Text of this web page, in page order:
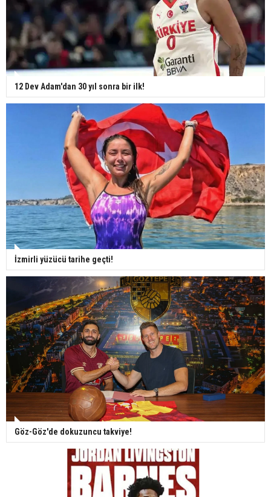
12 Dev Adam'dan 30 yıl sonra bir ilk!
İzmirli yüzücü tarihe geçti!
Göz-Göz'de dokuzuncu takviye!